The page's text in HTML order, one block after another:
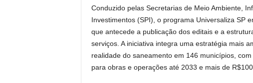
Conduzido pelas Secretarias de Meio Ambiente,
Investimentos (SPI), o programa Universaliza SP
que antecede a publicação dos editais e a
serviços. A iniciativa integra uma estratégia mais
realidade do saneamento em 146 municípios,
para obras e operações até 2033 e mais de